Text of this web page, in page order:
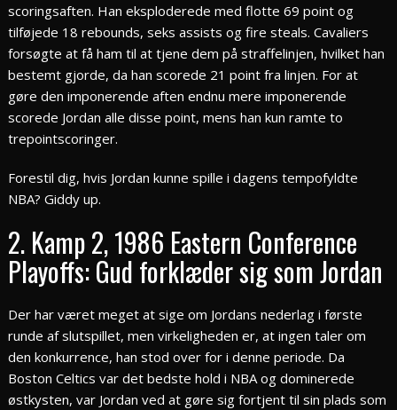
scoringsaften. Han eksploderede med flotte 69 point og
tilføjede 18 rebounds, seks assists og fire steals. Cavaliers
forsøgte at få ham til at tjene dem på straffelinjen, hvilket han
bestemt gjorde, da han scorede 21 point fra linjen. For at
gøre den imponerende aften endnu mere imponerende
scorede Jordan alle disse point, mens han kun ramte to
trepointscoringer.
Forestil dig, hvis Jordan kunne spille i dagens tempofyldte
NBA? Giddy up.
2. Kamp 2, 1986 Eastern Conference
Playoffs: Gud forklæder sig som Jordan
Der har været meget at sige om Jordans nederlag i første
runde af slutspillet, men virkeligheden er, at ingen taler om
den konkurrence, han stod over for i denne periode. Da
Boston Celtics var det bedste hold i NBA og dominerede
østkysten, var Jordan ved at gøre sig fortjent til sin plads som